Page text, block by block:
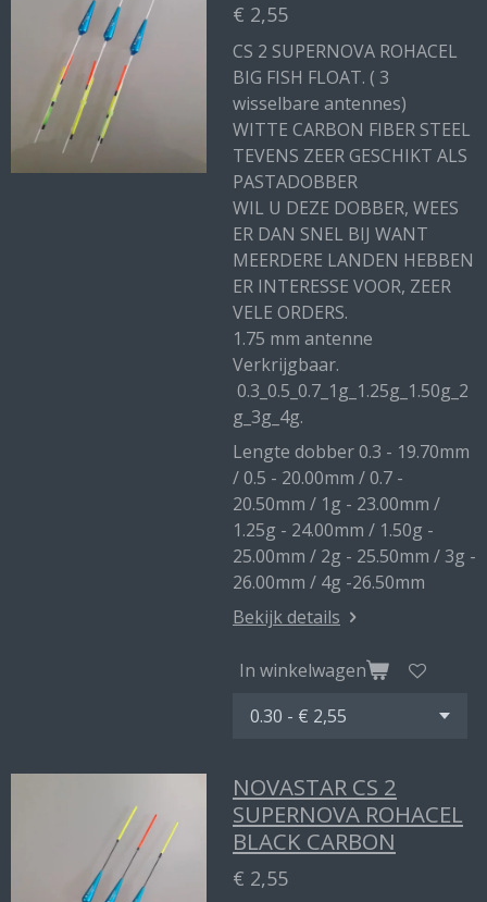
€ 2,55
CS 2 SUPERNOVA ROHACEL
BIG FISH FLOAT. ( 3
wisselbare antennes)
WITTE CARBON FIBER STEEL
TEVENS ZEER GESCHIKT ALS
PASTADOBBER
WIL U DEZE DOBBER, WEES
ER DAN SNEL BIJ WANT
MEERDERE LANDEN HEBBEN
ER INTERESSE VOOR, ZEER
VELE ORDERS.
1.75 mm antenne
Verkrijgbaar.
0.3_0.5_0.7_1g_1.25g_1.50g_2
g_3g_4g.
Lengte dobber 0.3 - 19.70mm
/ 0.5 - 20.00mm / 0.7 -
20.50mm / 1g - 23.00mm /
1.25g - 24.00mm / 1.50g -
25.00mm / 2g - 25.50mm / 3g -
26.00mm / 4g -26.50mm
Bekijk details
In winkelwagen
NOVASTAR CS 2
SUPERNOVA ROHACEL
BLACK CARBON
€ 2,55